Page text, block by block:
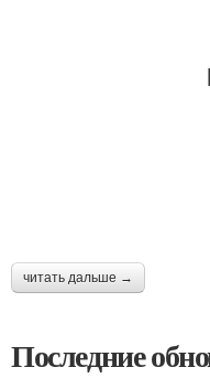
читать дальше →
Последние